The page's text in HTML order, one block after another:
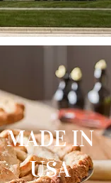
MADE IN
USA